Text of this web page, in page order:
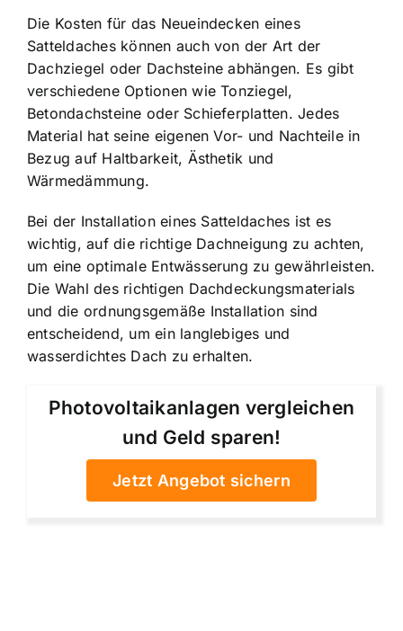
Die Kosten für das Neueindecken eines
Satteldaches können auch von der Art der
Dachziegel oder Dachsteine abhängen. Es gibt
verschiedene Optionen wie Tonziegel,
Betondachsteine oder Schieferplatten. Jedes
Material hat seine eigenen Vor- und Nachteile in
Bezug auf Haltbarkeit, Ästhetik und
Wärmedämmung.
Bei der Installation eines Satteldaches ist es
wichtig, auf die richtige Dachneigung zu achten,
um eine optimale Entwässerung zu gewährleisten.
Die Wahl des richtigen Dachdeckungsmaterials
und die ordnungsgemäße Installation sind
entscheidend, um ein langlebiges und
wasserdichtes Dach zu erhalten.
Photovoltaikanlagen vergleichen
und Geld sparen!
Jetzt Angebot sichern